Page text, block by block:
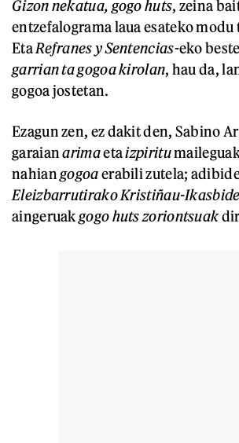
Gizon nekatua, gogo huts, zeina
entzefalograma laua esateko
EtaRefranes y Sentencias-eko
garrian ta gogoa kirolan, hau da,
gogoa jostetan.
Ezagun zen, ez dakit den, Sabino
garaianarimaetaizpiritu
nahiangogoaerabili zutela;
Eleizbarrutirako Kristiñau-
aingeruakgogo huts zoriontsuak